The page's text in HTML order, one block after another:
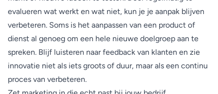
evalueren wat werkt en wat niet, kun je je aanpak blijven
verbeteren. Soms is het aanpassen van een product of
dienst al genoeg om een hele nieuwe doelgroep aan te
spreken. Blijf luisteren naar feedback van klanten en zie
innovatie niet als iets groots of duur, maar als een continu
proces van verbeteren.